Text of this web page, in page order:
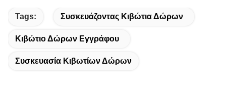
Tags: Συσκευάζοντας Κιβώτια Δώρων
Κιβώτιο Δώρων Εγγράφου
Συσκευασία Κιβωτίων Δώρων